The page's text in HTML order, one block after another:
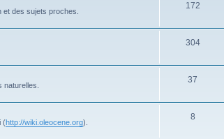
des sujets proches.
172
304
37
(http://wiki.oleocene.org).
8